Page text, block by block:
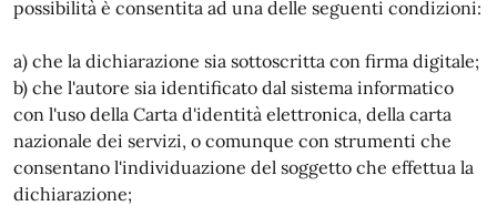
possibilità è consentita ad una delle seguenti condizioni:
a) che la dichiarazione sia sottoscritta con firma digitale;
b) che l'autore sia identificato dal sistema informatico
con l'uso della Carta d'identità elettronica, della carta
nazionale dei servizi, o comunque con strumenti che
consentano l'individuazione del soggetto che effettua la
dichiarazione;